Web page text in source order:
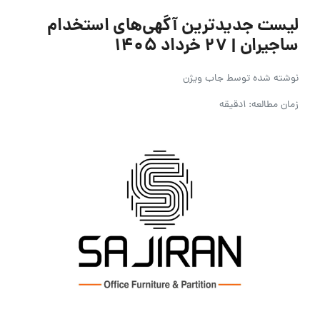
لیست جدیدترین آگهی‌های استخدام
ساجیران | ۲۷ خرداد ۱۴۰۵
نوشته شده توسطجاب ویژن
زمان مطالعه: 1دقیقه